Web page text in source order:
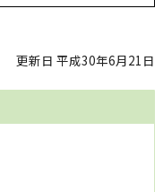
更新日 平成30年6月21日